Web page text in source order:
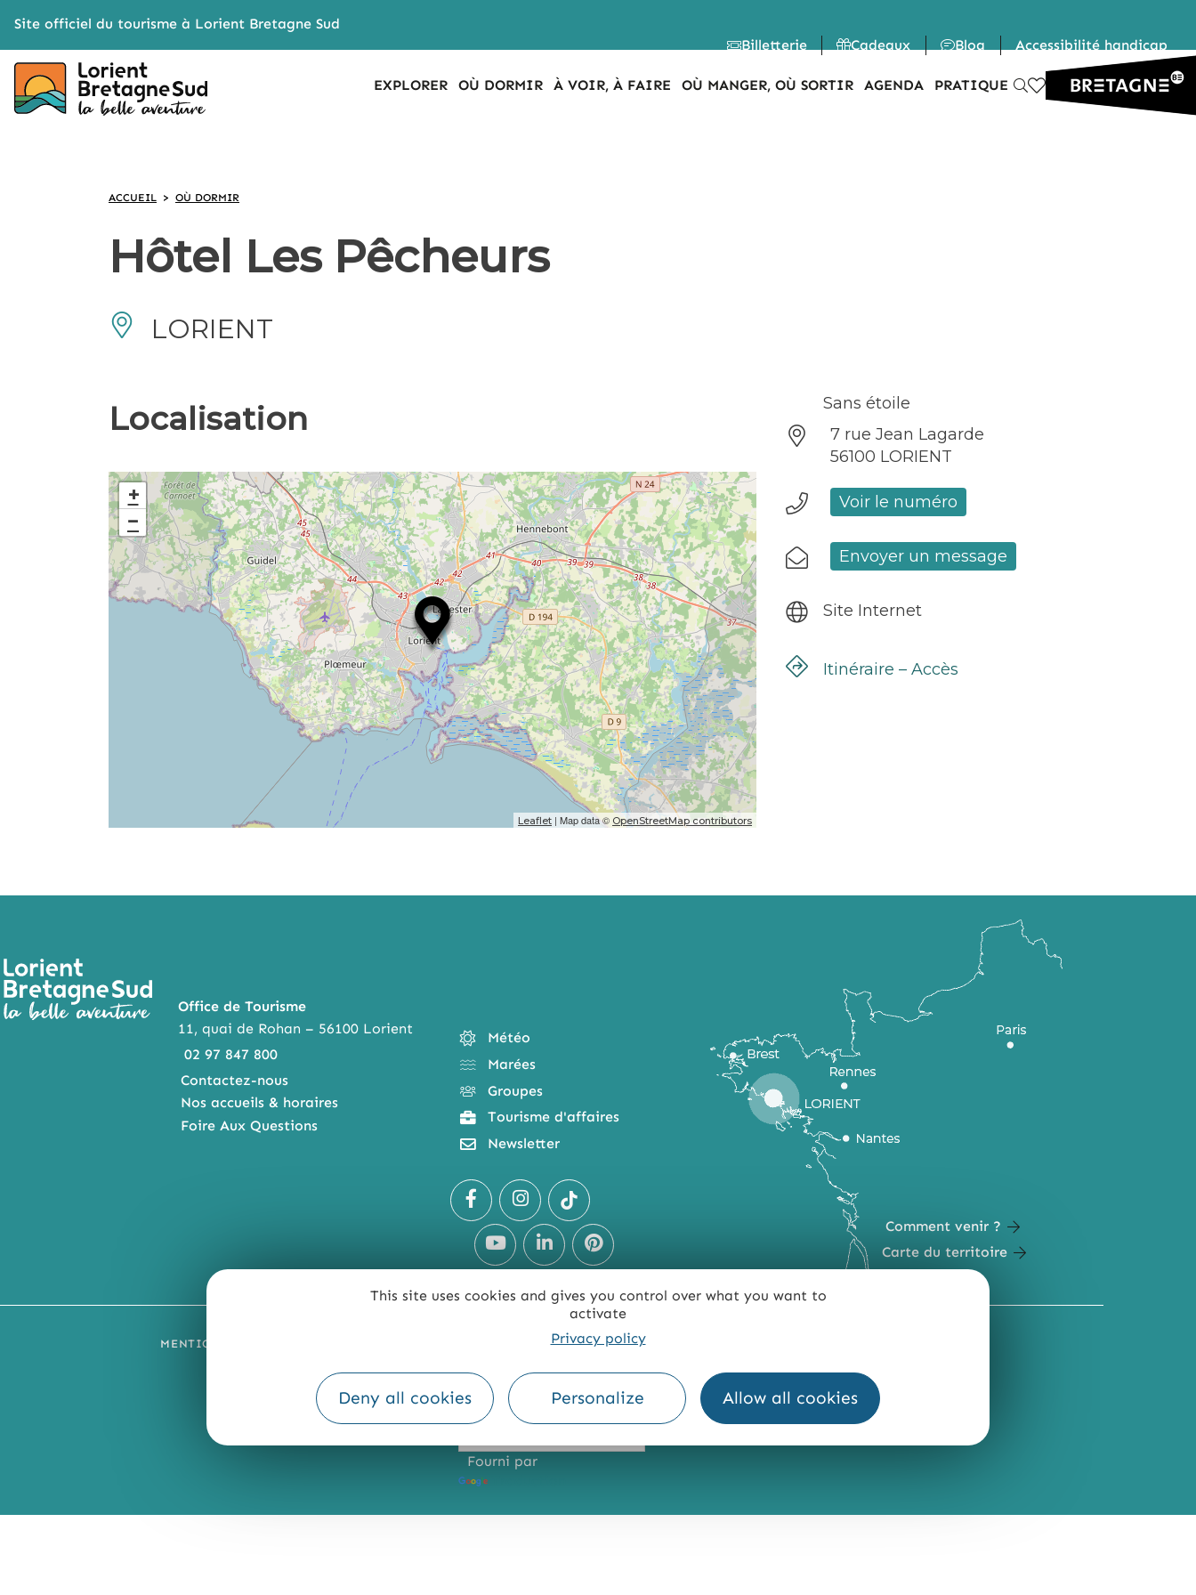
This site uses cookies and gives you control over what you want to
activate
Privacy policy
Deny all cookies Personalize Allow all cookies
Site officiel du tourisme à Lorient Bretagne Sud
Billetterie
Cadeaux Blog Accessibilité handicap
EXPLORER OÙ DORMIR À VOIR, À FAIRE OÙ MANGER, OÙ SORTIR AGENDA PRATIQUE
ACCUEIL > OÙ DORMIR
Hôtel Les Pêcheurs
LORIENT
Localisation
+
−
Leaflet | Map data © OpenStreetMap contributors
Sans étoile
7 rue Jean Lagarde
56100 LORIENT
Voir le numéro
Envoyer un message
Site Internet
Itinéraire – Accès
Office de Tourisme
11, quai de Rohan – 56100 Lorient
02 97 847 800
Contactez-nous
Nos accueils & horaires
Foire Aux Questions
Météo
Marées
Groupes
Tourisme d'affaires
Newsletter
Comment venir ?
Carte du territoire
MENTIONS LÉGALES ACCESSIBILITÉ : NON CONFORME
Fourni par